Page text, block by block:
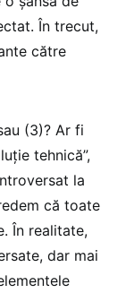
În trecut,
către
(3)? Ar fi
tehnică”,
la
că toate
În realitate,
dar mai